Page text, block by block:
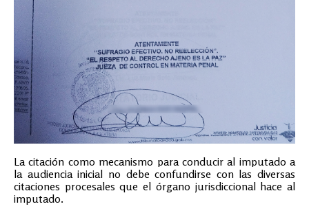
La citación como mecanismo para conducir al imputado a
la audiencia inicial no debe confundirse con las diversas
citaciones procesales que el órgano jurisdiccional hace al
imputado.